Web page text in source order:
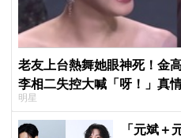
老友上台熱舞她眼神死！金
李相二失控大喊「呀！」真
明星
「元斌＋